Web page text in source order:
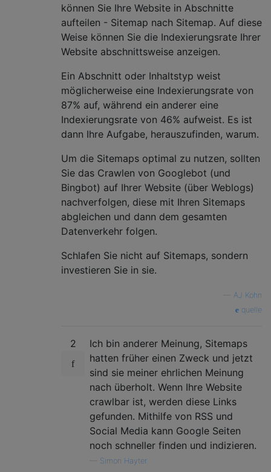
können Sie Ihre Website in Abschnitte
aufteilen - Sitemap nach Sitemap. Auf diese
Weise können Sie die Indexierungsrate Ihrer
Website abschnittsweise anzeigen.
Ein Abschnitt oder Inhaltstyp weist
möglicherweise eine Indexierungsrate von
87% auf, während ein anderer eine
Indexierungsrate von 46% aufweist. Es ist
dann Ihre Aufgabe, herauszufinden, warum.
Um die Sitemaps optimal zu nutzen, sollten
Sie das Crawlen von Googlebot (und
Bingbot) auf Ihrer Website (über Weblogs)
nachverfolgen, diese mit Ihren Sitemaps
abgleichen und dann dem gesamten
Datenverkehr folgen.
Schlafen Sie nicht auf Sitemaps, sondern
investieren Sie in sie.
AJ Kohn
quelle
2
Ich bin anderer Meinung, Sitemaps
hatten früher einen Zweck und jetzt
sind sie meiner ehrlichen Meinung
nach überholt. Wenn Ihre Website
crawlbar ist, werden diese Links
gefunden. Mithilfe von RSS und
Social Media kann Google Seiten
noch schneller finden und indizieren.
Simon Hayter